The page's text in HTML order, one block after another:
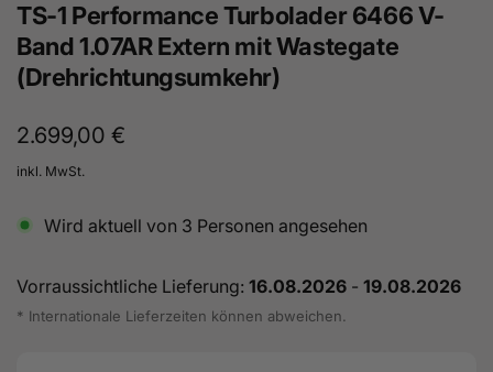
TS-1 Performance Turbolader 6466 V-
Band 1.07AR Extern mit Wastegate
(Drehrichtungsumkehr)
Normaler
Preis
2.699,00 €
inkl. MwSt.
Wird aktuell von 3 Personen angesehen
Vorraussichtliche Lieferung: 16.08.2026 - 19.08.2026
* Internationale Lieferzeiten können abweichen.